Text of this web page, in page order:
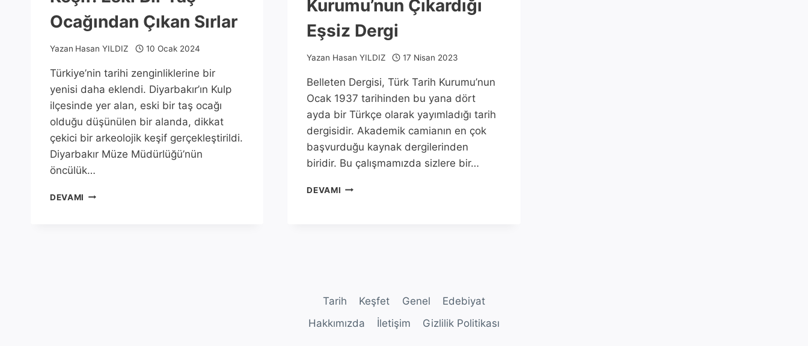
Ocağından Çıkan Sırlar
Yazan Hasan YILDIZ 10 Ocak 2024
Türkiye’nin tarihi zenginliklerine bir
yenisi daha eklendi. Diyarbakır’ın Kulp
ilçesinde yer alan, eski bir taş ocağı
olduğu düşünülen bir alanda, dikkat
çekici bir arkeolojik keşif gerçekleştirildi.
Diyarbakır Müze Müdürlüğü’nün
öncülük…
DEVAMI DIYARBAKIR’IN
Kurumu’nun Çıkardığı
Eşsiz Dergi
Yazan Hasan YILDIZ 17 Nisan 2023
Belleten Dergisi, Türk Tarih Kurumu’nun
Ocak 1937 tarihinden bu yana dört
ayda bir Türkçe olarak yayımladığı tarih
dergisidir. Akademik camianın en çok
başvurduğu kaynak dergilerinden
biridir. Bu çalışmamızda sizlere bir…
DEVAMI BELLETEN:
Tarih Keşfet Genel
Edebiyat
Hakkımızda
İletişim Gizlilik Politikası